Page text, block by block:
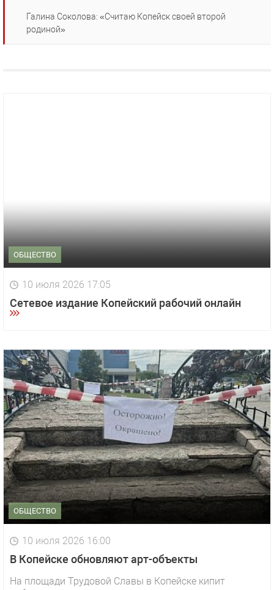
Галина Соколова: «Считаю Копейск своей второй
родиной»
ОБЩЕСТВО
10 июля 2026 17:05
Сетевое издание Копейский рабочий онлайн
ОБЩЕСТВО
10 июля 2026 16:00
В Копейске обновляют арт-объекты
На площади Трудовой Славы в Копейске кипит